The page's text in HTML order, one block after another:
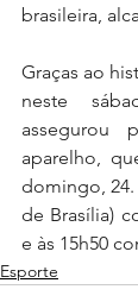
brasileira,
Graças ao
neste
assegurou
aparelho,
domingo, 24.
de Brasília)
e às 15h50
Esporte